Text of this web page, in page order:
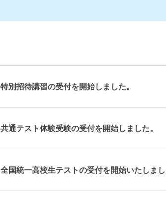
特別招待講習の受付を開始しました。
共通テスト体験受験の受付を開始しました。
全国統一高校生テストの受付を開始いたしま